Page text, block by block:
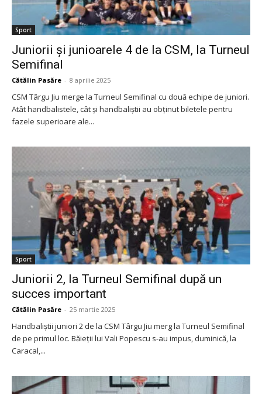
Sport
Juniorii și junioarele 4 de la CSM, la Turneul
Semifinal
Cătălin Pasăre - 8 aprilie 2025
CSM Târgu Jiu merge la Turneul Semifinal cu două echipe de juniori.
Atât handbalistele, cât și handbaliștii au obținut biletele pentru
fazele superioare ale...
Sport
Juniorii 2, la Turneul Semifinal după un
succes important
Cătălin Pasăre - 25 martie 2025
Handbaliștii juniori 2 de la CSM Târgu Jiu merg la Turneul Semifinal
de pe primul loc. Băieții lui Vali Popescu s-au impus, duminică, la
Caracal,...